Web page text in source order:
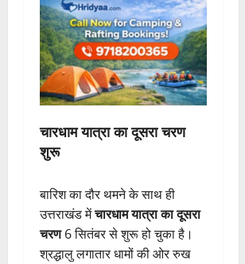
चारधाम यात्रा का दूसरा चरण
शुरू
बारिश का दौर थमने के साथ ही
उत्तराखंड मेंचारधाम यात्रा का दूसरा
चरण6 सितंबर से शुरू हो चुका है।
श्रद्धालु लगातार धामों की ओर रुख